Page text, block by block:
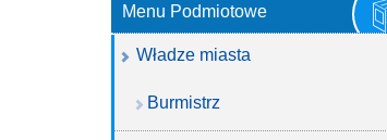
Menu Podmiotowe
Władze miasta
Burmistrz